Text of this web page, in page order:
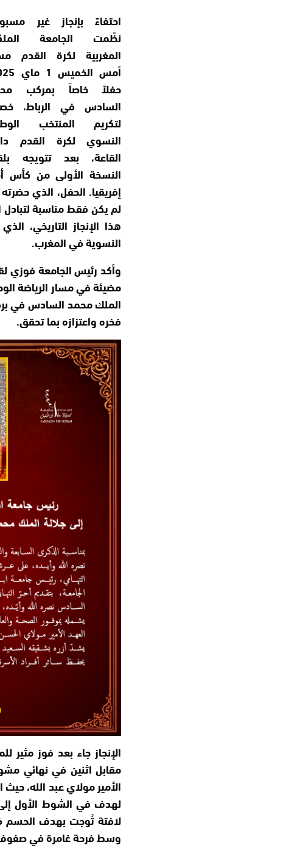
احتفاءً بإنجاز غير
نظّمت الجامعة
المغربية لكرة القدم
حفلاً خاصاً بمركب
السادس في الرباط،
لتكريم المنتخب
النسوي لكرة القدم
القاعة، بعد تتويجه
النسخة الأولى من كأس
إفريقيا. الحفل، الذي
لم يكن فقط مناسبة لتبادل
هذا الإنجاز التاريخي،
النسوية في المغرب.
وأكد رئيس الجامعة فوزي
مضيئة في مسار الرياضة
الملك محمد السادس في
فخره واعتزازه بما تحقق.
الإنجاز جاء بعد فوز مثير
مقابل اثنين في نهائي
الأمير مولاي عبد الله،
لهدف في الشوط الأول
لافتة تُوجت بهدف الحسم
وسط فرحة غامرة في صفوف